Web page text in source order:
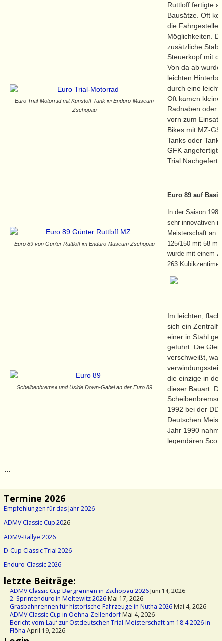
Ruttloff fertigte
Bausätze. Oft
die Fahrgestelle
Möglichkeiten.
zusätzliche
Steuerkopf mit
Von da ab
leichten
durch eine
Oft kamen
Radnaben oder
vorn zum
Bikes mit MZ-
Tanks oder
GFK angefertigt.
Trial
Euro Trial-Motorrad mit Kunstoff-Tank im Enduro-Museum
Zschopau
Euro 89 von Günter Ruttloff im Enduro-Museum Zschopau
Euro 89 auf
In der Saison
sehr innovativen
Meisterschaft an.
125/150 mit 58
wurde mit einem
263
Im leichten,
sich ein
einer in Stahl
geführt. Die
verschweißt,
die einzige in
dieser Bauart.
1992 bei der
Deutschen
Jahr 1990 nahm
legendären
Scheibenbremse und Uside Down-Gabel an der Euro 89
…
Termine 2026
Empfehlungen für das Jahr 2026
ADMV Classic Cup 2026
ADMV-Rallye 2026
D-Cup Classic Trial 2026
Enduro-Classic 2026
letzte Beiträge:
ADMV Classic Cup Bergrennen in Zschopau 2026Juni 14, 2026
2. Sprintenduro in Meltewitz 2026Mai 17, 2026
Grasbahnrennen für historische Fahrzeuge in Nutha 2026Mai 4, 2026
ADMV Classic Cup in Oehna-ZellendorfMai 4, 2026
Bericht vom Lauf zur Ostdeutschen Trial-Meisterschaft am 18.4.2026 in
Flöha April 19, 2026